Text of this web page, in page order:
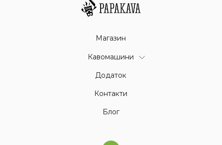
Магазин
Кавомашини
Додаток
Контакти
Блог